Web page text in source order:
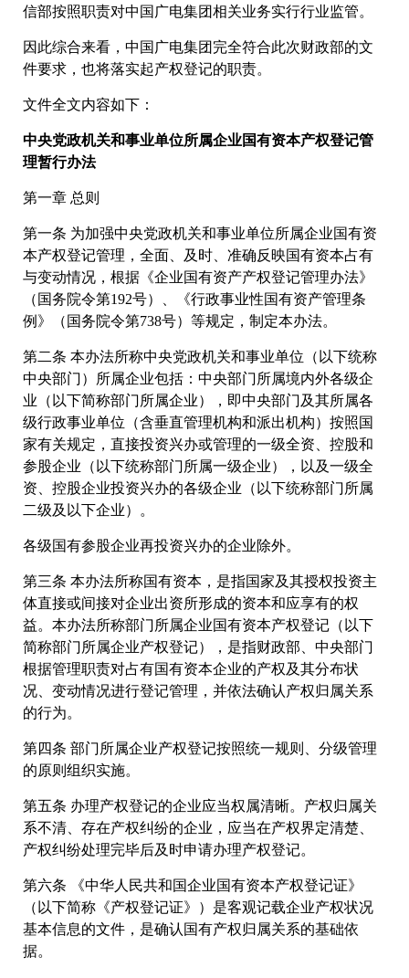
信部按照职责对中国广电集团相关业务实行行业监管。
因此综合来看，中国广电集团完全符合此次财政部的文
件要求，也将落实起产权登记的职责。
文件全文内容如下：
中央党政机关和事业单位所属企业国有资本产权登记管
理暂行办法
第一章 总则
第一条 为加强中央党政机关和事业单位所属企业国有资
本产权登记管理，全面、及时、准确反映国有资本占有
与变动情况，根据《企业国有资产产权登记管理办法》
（国务院令第192号）、《行政事业性国有资产管理条
例》（国务院令第738号）等规定，制定本办法。
第二条 本办法所称中央党政机关和事业单位（以下统称
中央部门）所属企业包括：中央部门所属境内外各级企
业（以下简称部门所属企业），即中央部门及其所属各
级行政事业单位（含垂直管理机构和派出机构）按照国
家有关规定，直接投资兴办或管理的一级全资、控股和
参股企业（以下统称部门所属一级企业），以及一级全
资、控股企业投资兴办的各级企业（以下统称部门所属
二级及以下企业）。
各级国有参股企业再投资兴办的企业除外。
第三条 本办法所称国有资本，是指国家及其授权投资主
体直接或间接对企业出资所形成的资本和应享有的权
益。本办法所称部门所属企业国有资本产权登记（以下
简称部门所属企业产权登记），是指财政部、中央部门
根据管理职责对占有国有资本企业的产权及其分布状
况、变动情况进行登记管理，并依法确认产权归属关系
的行为。
第四条 部门所属企业产权登记按照统一规则、分级管理
的原则组织实施。
第五条 办理产权登记的企业应当权属清晰。产权归属关
系不清、存在产权纠纷的企业，应当在产权界定清楚、
产权纠纷处理完毕后及时申请办理产权登记。
第六条 《中华人民共和国企业国有资本产权登记证》
（以下简称《产权登记证》）是客观记载企业产权状况
基本信息的文件，是确认国有产权归属关系的基础依
据。